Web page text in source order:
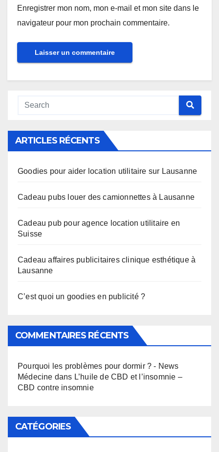
Enregistrer mon nom, mon e-mail et mon site dans le
navigateur pour mon prochain commentaire.
ARTICLES RÉCENTS
Goodies pour aider location utilitaire sur Lausanne
Cadeau pubs louer des camionnettes à Lausanne
Cadeau pub pour agence location utilitaire en
Suisse
Cadeau affaires publicitaires clinique esthétique à
Lausanne
C’est quoi un goodies en publicité ?
COMMENTAIRES RÉCENTS
Pourquoi les problèmes pour dormir ? - News
Médecine dans L’huile de CBD et l’insomnie –
CBD contre insomnie
CATÉGORIES